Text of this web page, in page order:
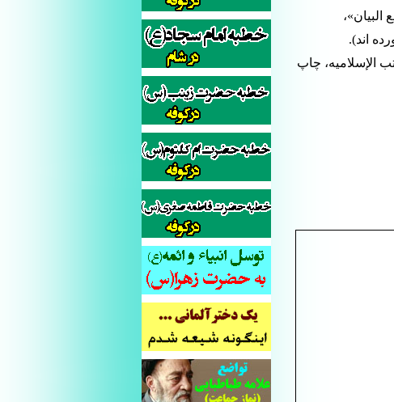
«مجمع البيان»،
اند).
الإسلامیه، چاپ